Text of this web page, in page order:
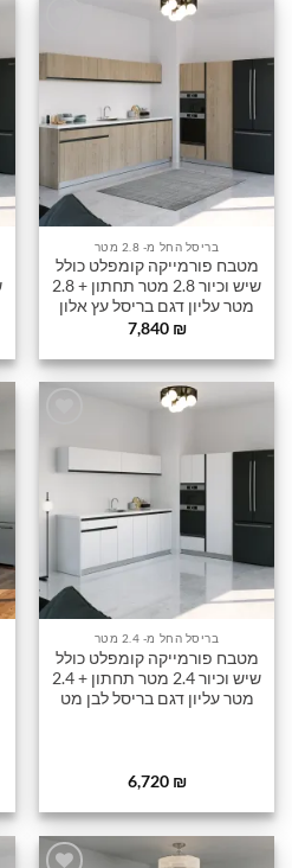
הוסף
שלי
בריסל החל מ- 2.8 מטר
מטבח פורמייקה קומפלט כולל
שיש וכיור 2.8 מטר תחתון + 2.8
מטר עליון דגם בריסל עץ אלון
7,840 ₪
שלי
בריסל החל מ- 2.4 מטר
מטבח פורמייקה קומפלט כולל
שיש וכיור 2.4 מטר תחתון + 2.4
מטר עליון דגם בריסל לבן מט
6,720 ₪